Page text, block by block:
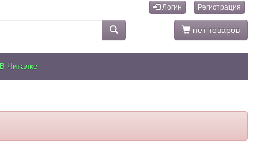
Логин Регистрация
нет товаров
В Читалке